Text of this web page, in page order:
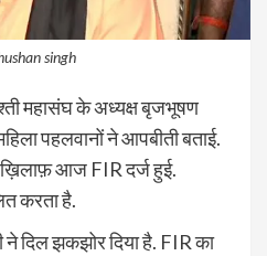
singh
महासंघ के अध्यक्ष बृजभूषण
पहलवानों ने आपबीती बताई.
आज FIR दर्ज हुई.
करता है.
ने दिल झकझोर दिया है. FIR का